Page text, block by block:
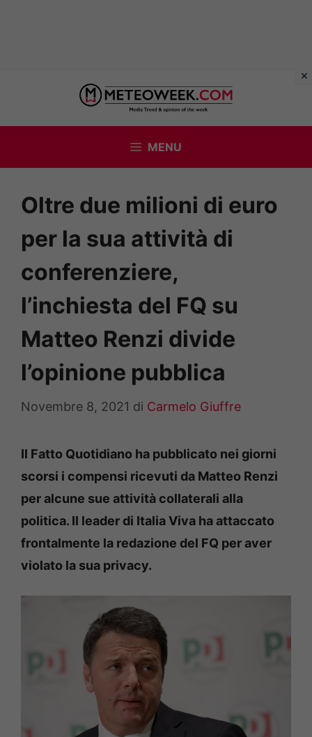
contenuto
MENU
Oltre due milioni di euro
per la sua attività di
conferenziere,
l’inchiesta del FQ su
Matteo Renzi divide
l’opinione pubblica
Novembre 8, 2021 di Carmelo Giuffre
Il Fatto Quotidiano ha pubblicato nei giorni
scorsi i compensi ricevuti da Matteo Renzi
per alcune sue attività collaterali alla
politica. Il leader di Italia Viva ha attaccato
frontalmente la redazione del FQ per aver
violato la sua privacy.